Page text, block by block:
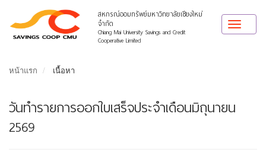
สหกรณ์ออมทรัพย์มหาวิทยาลัยเชียงใหม่
จำกัด
Chiang Mai University Savings and Credit
Cooperative Limited
Toggle
หน้าแรก เนื้อหา
วันทำรายการออกใบเสร็จประจำเดือนมิถุนายน
2569